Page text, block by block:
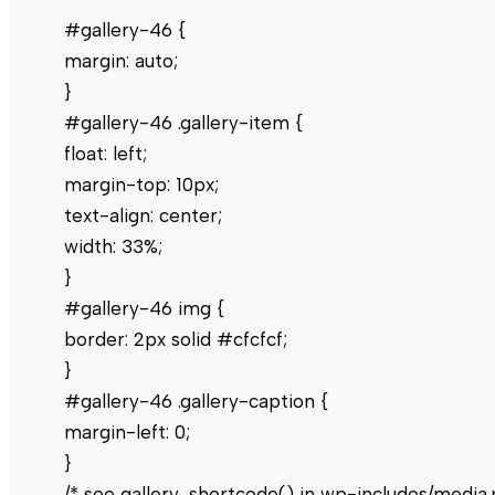
#gallery-46 {
margin: auto;
}
#gallery-46 .gallery-item {
float: left;
margin-top: 10px;
text-align: center;
width: 33%;
}
#gallery-46 img {
border: 2px solid #cfcfcf;
}
#gallery-46 .gallery-caption {
margin-left: 0;
}